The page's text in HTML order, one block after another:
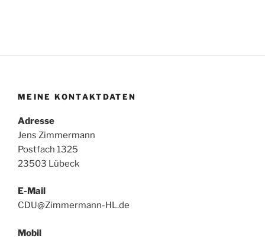
MEINE KONTAKTDATEN
Adresse
Jens Zimmermann
Postfach 1325
23503 Lübeck
E-Mail
CDU@Zimmermann-HL.de
Mobil